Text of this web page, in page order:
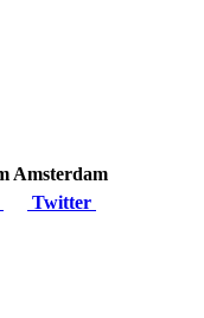
Amsterdam
Twitter